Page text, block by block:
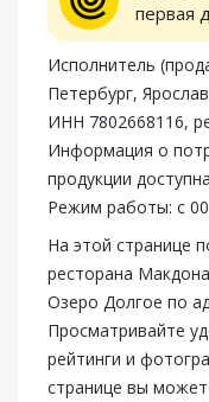
первая
Исполнитель
Петербург,
ИНН 7802668116,
Информация о
продукции
Режим работы: с
На этой странице
ресторана
Озеро Долгое по
Просматривайте
рейтинги и
странице вы